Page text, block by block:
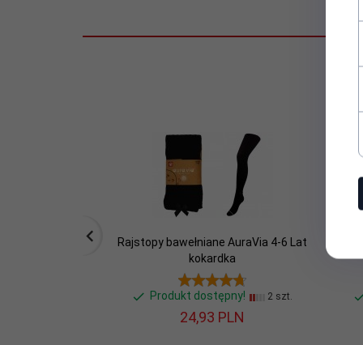
4 lata +
Rajstopy bawełniane AuraVia 4-6 Lat
kokardka
Produkt dostępny! 2 szt.
24,93 PLN